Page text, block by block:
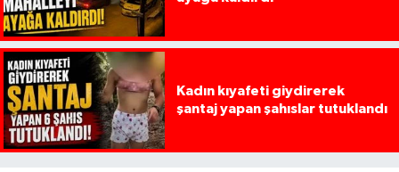
Kadın kıyafeti giydirerek
şantaj yapan şahıslar tutuklandı